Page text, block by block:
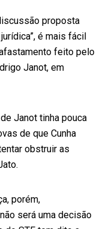
proposta
é mais fácil
feito pelo
Janot, em
Janot tinha pouca
de que Cunha
obstruir as
porém,
será uma decisão